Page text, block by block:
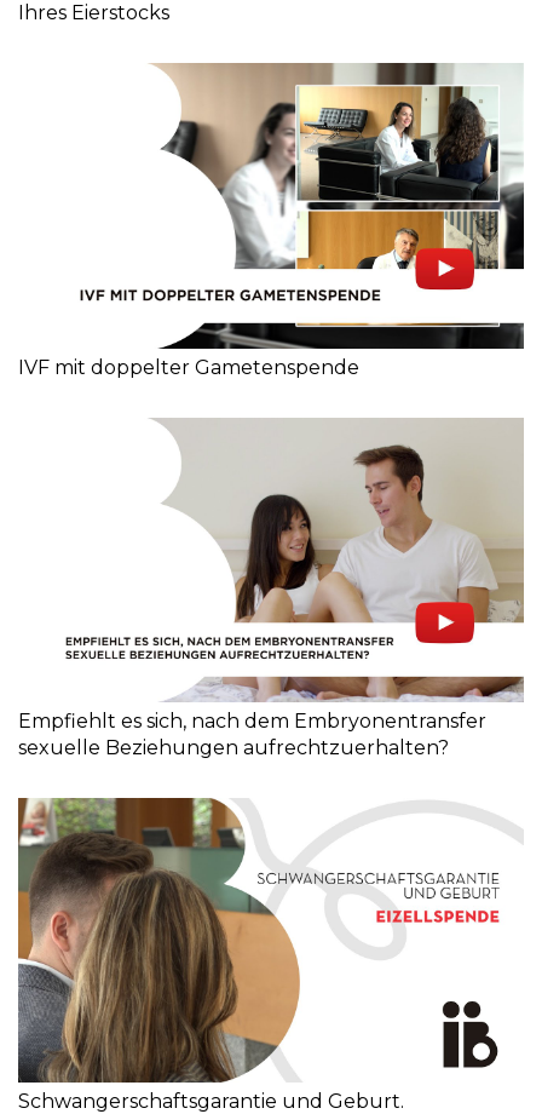
Ihres Eierstocks
IVF mit doppelter Gametenspende
Empfiehlt es sich, nach dem Embryonentransfer
sexuelle Beziehungen aufrechtzuerhalten?
Schwangerschaftsgarantie und Geburt.